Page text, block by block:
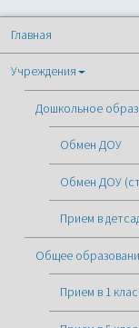
Главная
Учреждения
Дошкольное
Обмен ДОУ
Обмен ДОУ
Прием в
Общее
Прием в 1